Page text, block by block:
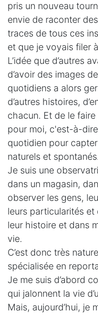
pris un nouveau
envie de raconter
traces de tous ces
et que je voyais filer
L’idée que d’autres
d’avoir des images
quotidiens a alors
d’autres histoires,
chacun. Et de le
pour moi, c'est-à-
quotidien pour
naturels et
Je suis une
dans un magasin,
observer les gens,
leurs particularités et
leur histoire et dans
vie.
C’est donc très
spécialisée en
Je me suis d’abord
qui jalonnent la vie
Mais, aujourd’hui, je